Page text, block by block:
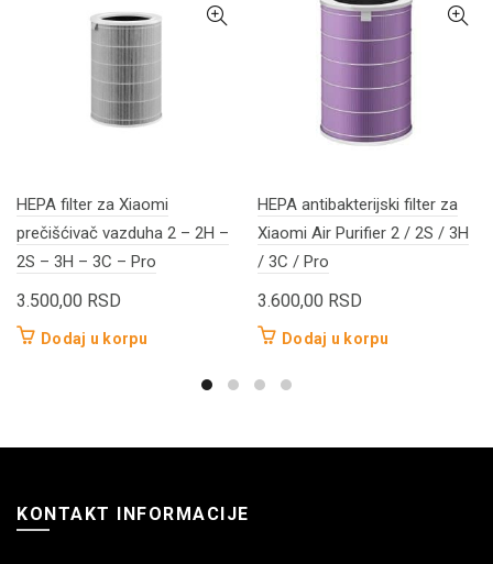
HEPA filter za Xiaomi
prečišćivač vazduha 2 – 2H –
2S – 3H – 3C – Pro
3.500,00 RSD
Dodaj u korpu
HEPA antibakterijski filter za
Xiaomi Air Purifier 2 / 2S / 3H
/ 3C / Pro
3.600,00 RSD
Dodaj u korpu
KONTAKT INFORMACIJE